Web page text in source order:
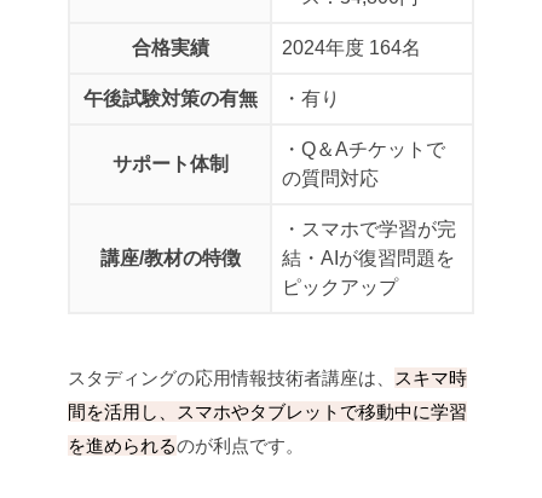
合格実績 2024年度 164名
午後試験対策の有無 ・有り
サポート体制
・Q＆Aチケットで
の質問対応
講座/教材の特徴
・スマホで学習が完
結 ・AIが復習問題を
ピックアップ
スタディングの応用情報技術者講座は、 スキマ時
間を活用し、スマホやタブレットで移動中に学習
を進められるのが利点です。